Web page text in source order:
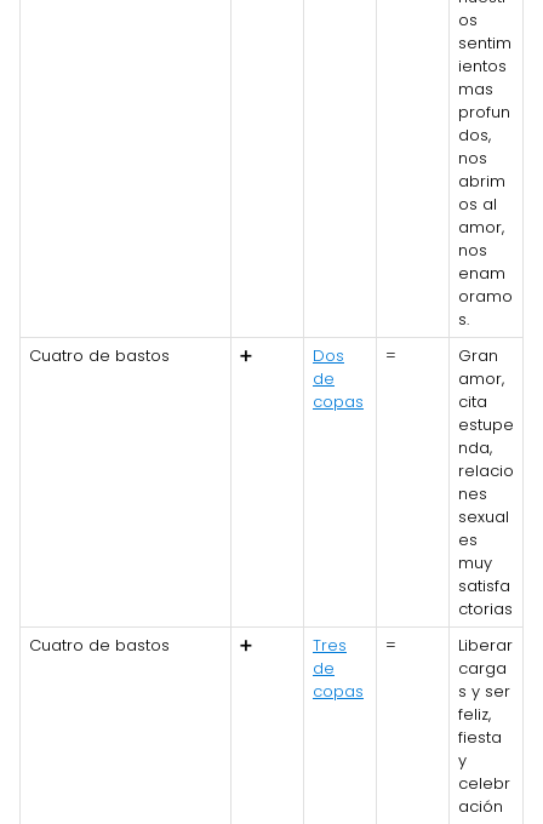
os
sentim
ientos
mas
profun
dos,
nos
abrim
os al
amor,
nos
enam
oramo
s.
Cuatro de bastos
➕
Dos
de
copas
=
Gran
amor,
cita
estupe
nda,
relacio
nes
sexual
es
muy
satisfa
ctorias
Cuatro de bastos
➕
Tres
de
copas
=
Liberar
carga
s y ser
feliz,
fiesta
y
celebr
ación